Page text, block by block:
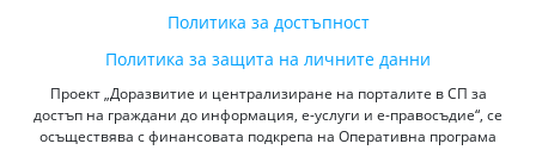
Политика за достъпност
Политика за защита на личните данни
Проект „Доразвитие и централизиране на порталите в СП за
достъп на граждани до информация, е-услуги и е-правосъдие“, се
осъществява с финансовата подкрепа на Оперативна програма